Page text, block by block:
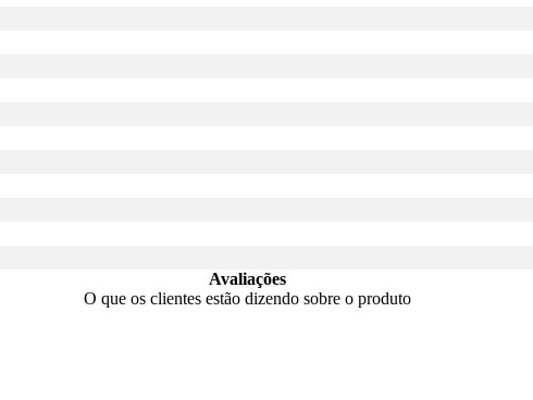
Avaliações
O que os clientes estão dizendo sobre o produto